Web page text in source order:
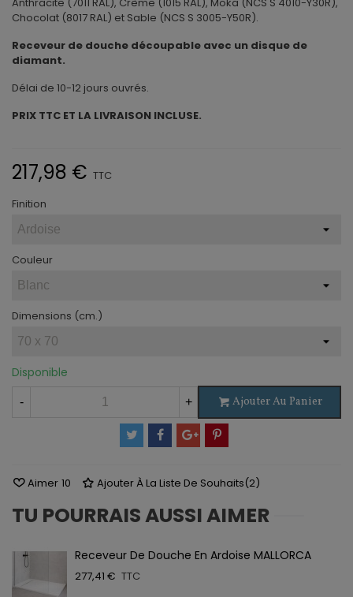
Chocolat (8017 RAL) et Sable (NCS S 3005-Y50R).
Receveur de douche découpable avec un disque de
diamant.
Délai de 10-12 jours ouvrés.
PRIX TTC ET LA LIVRAISON INCLUSE.
217,98 € TTC
Finition
Couleur
Dimensions (cm.)
Disponible
- + Ajouter Au Panier
Aimer 10 Ajouter À La Liste De Souhaits(2)
TU POURRAIS AUSSI AIMER
Receveur De Douche En Ardoise MALLORCA
277,41 € TTC